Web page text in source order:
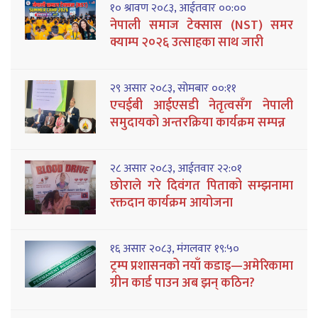
१० श्रावण २०८३, आईतवार ००:००
नेपाली समाज टेक्सास (NST) समर
क्याम्प २०२६ उत्साहका साथ जारी
२९ असार २०८३, सोमबार ००:११
एचईबी आईएसडी नेतृत्वसँग नेपाली
समुदायको अन्तरक्रिया कार्यक्रम सम्पन्न
२८ असार २०८३, आईतवार २२:०१
छोराले गरे दिवंगत पिताको सम्झनामा
रक्तदान कार्यक्रम आयोजना
१६ असार २०८३, मंगलवार १९:५०
ट्रम्प प्रशासनको नयाँ कडाइ—अमेरिकामा
ग्रीन कार्ड पाउन अब झन् कठिन?